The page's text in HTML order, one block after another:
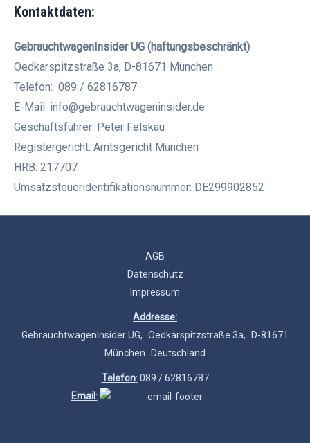
Kontaktdaten:
GebrauchtwagenInsider UG (haftungsbeschränkt)
Oedkarspitzstraße 3a, D-81671 München
Telefon: 089 / 62816787
E-Mail: info@gebrauchtwageninsider.de
Geschäftsführer: Peter Felskau
Registergericht: Amtsgericht München
HRB: 217707
Umsatzsteueridentifikationsnummer: DE299902852
AGB
Datenschutz
Impressum
Addresse:
GebrauchtwagenInsider UG, Oedkarspitzstraße 3a, D-81671
München Deutschland
Telefon: 089 / 62816787
Email :